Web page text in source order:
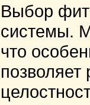
Выбор
системы.
что